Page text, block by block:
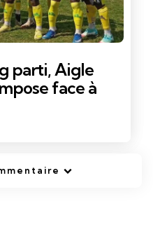
parti, Aigle
face à